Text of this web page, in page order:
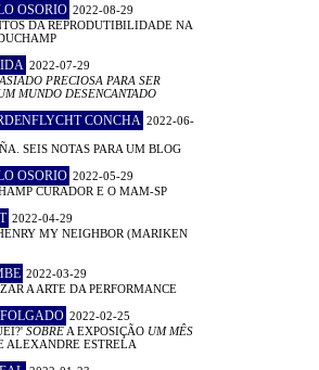
OSORIO 2022-08-29
DA REPRODUTIBILIDADE NA
2022-07-29
PRECIOSA PARA SER
MUNDO DESENCANTADO
CONCHA 2022-06-
SEIS NOTAS PARA UM BLOG
OSORIO 2022-05-29
CURADOR E O MAM-SP
2022-04-29
MY NEIGHBOR (MARIKEN
2022-03-29
A ARTE DA PERFORMANCE
2022-02-25
SOBRE A EXPOSIÇÃO UM MÊS
ALEXANDRE ESTRELA